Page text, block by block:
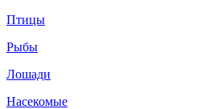
Птицы
Рыбы
Лошади
Насекомые